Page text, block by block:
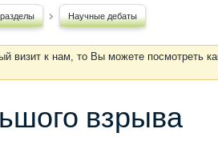
Научные дебаты
визит к нам, то Вы можете посмотреть
взрыва